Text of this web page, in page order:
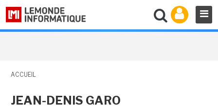
ACCUEIL
JEAN-DENIS GARO